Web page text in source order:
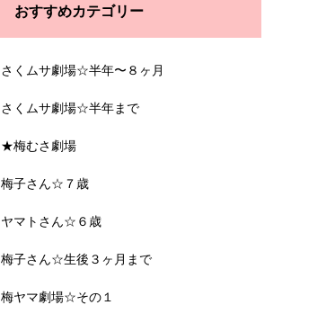
おすすめカテゴリー
さくムサ劇場☆半年〜８ヶ月
さくムサ劇場☆半年まで
★梅むさ劇場
梅子さん☆７歳
ヤマトさん☆６歳
梅子さん☆生後３ヶ月まで
梅ヤマ劇場☆その１